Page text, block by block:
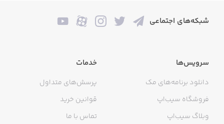
شبکه‌های اجتماعی
سرویس‌ها
دانلود برنامه‌های مک
فروشگاه سیب‌اپ
وبلاگ سیب‌اپ
خدمات
پرسش‌های متداول
قوانین خرید
تماس با ما